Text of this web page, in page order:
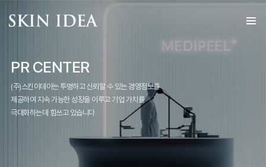
PR CENTER
(주)스킨이데아는 투명하고 신뢰할 수 있는 경영정보를
제공하여 지속 가능한 성장을 이루고 기업 가치를
극대화하는데 힘쓰고 있습니다.